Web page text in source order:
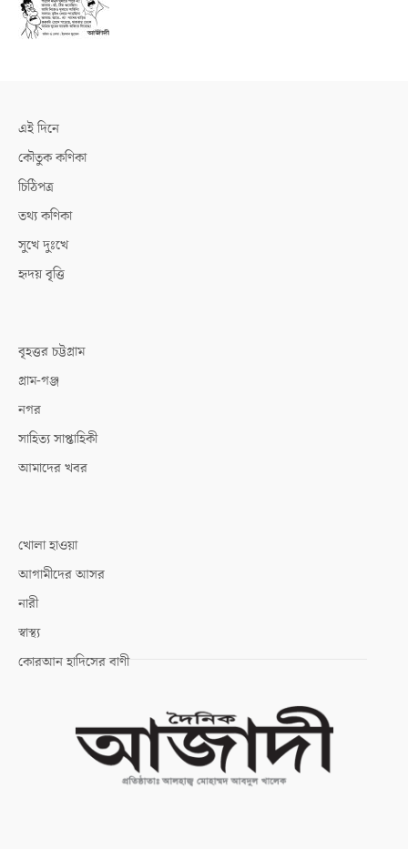
এই দিনে
কৌতুক কণিকা
চিঠিপত্র
তথ্য কণিকা
সুখে দুঃখে
হৃদয় বৃত্তি
বৃহত্তর চট্টগ্রাম
গ্রাম-গঞ্জ
নগর
সাহিত্য সাপ্তাহিকী
আমাদের খবর
খোলা হাওয়া
আগামীদের আসর
নারী
স্বাস্থ্য
কোরআন হাদিসের বাণী